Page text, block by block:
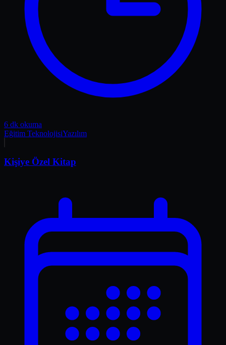
6 dk okuma
Eğitim TeknolojisiYazılım
Kişiye Özel Kitap